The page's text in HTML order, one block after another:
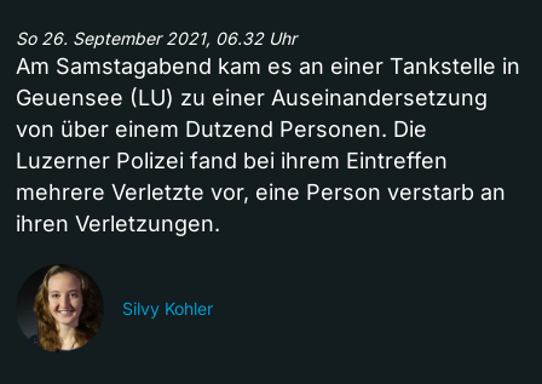
So 26. September 2021, 06.32 Uhr
Am Samstagabend kam es an einer Tankstelle in
Geuensee (LU) zu einer Auseinandersetzung
von über einem Dutzend Personen. Die
Luzerner Polizei fand bei ihrem Eintreffen
mehrere Verletzte vor, eine Person verstarb an
ihren Verletzungen.
Silvy Kohler